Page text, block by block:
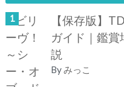
【保存版】
ガイド｜鑑
説
Byみっこ